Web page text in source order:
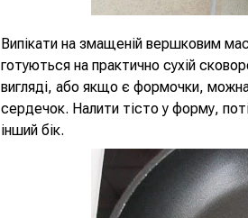
Випікати на змащеній вершковим
готуються на практично сухій
вигляді, або якщо є формочки, можна
сердечок. Налити тісто у форму,
інший бік.